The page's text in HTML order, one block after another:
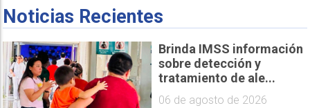
Noticias Recientes
Brinda IMSS información
sobre detección y
tratamiento de ale...
06 de agosto de 2026